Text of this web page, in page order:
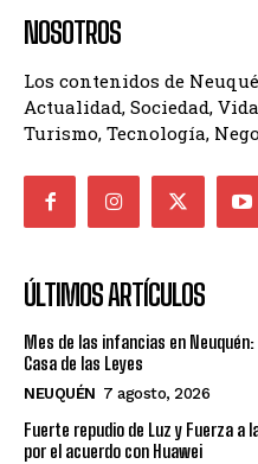
NOSOTROS
Los contenidos de
Actualidad, Sociedad,
Turismo, Tecnología,
ÚLTIMOS ARTÍCULOS
Mes de las infancias en
Casa de las Leyes
NEUQUÉN 7 agosto, 2026
Fuerte repudio de Luz y Fuerza a
por el acuerdo con Huawei